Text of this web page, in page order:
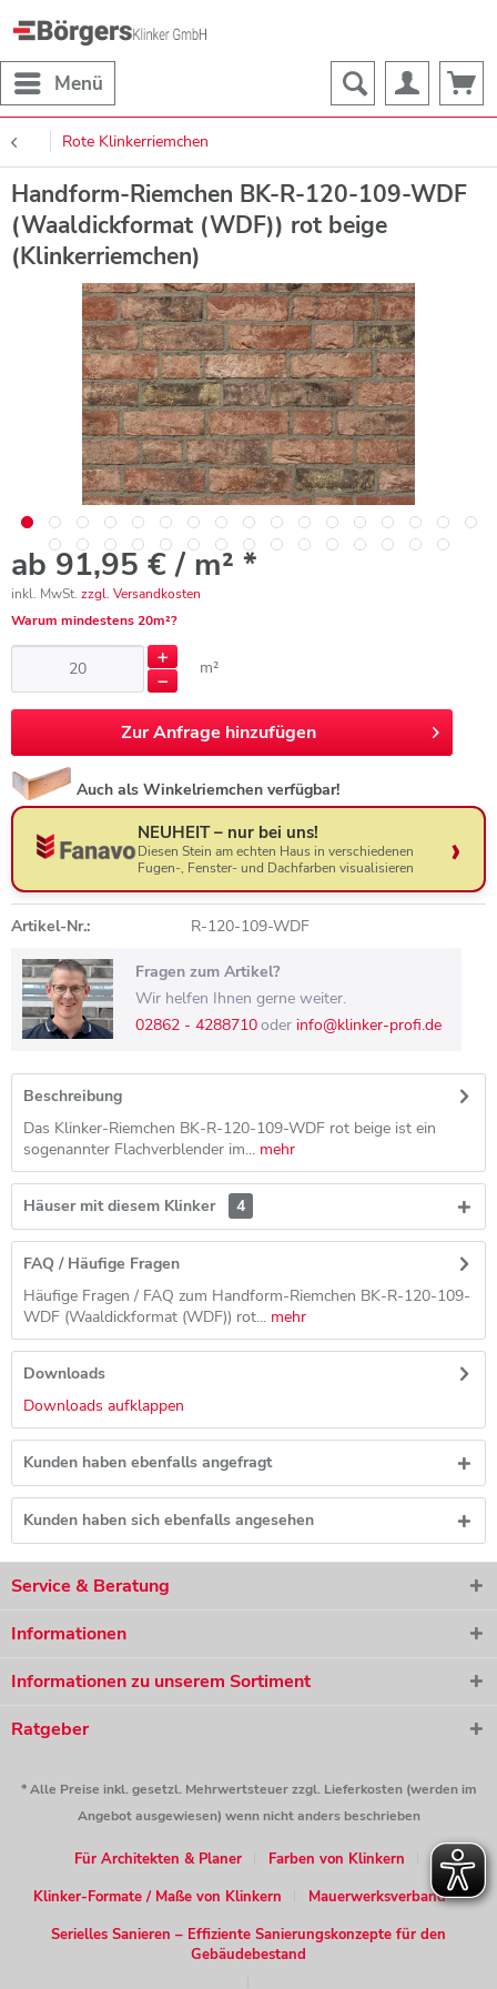
Menü
Rote Klinkerriemchen
Handform-Riemchen BK-R-120-109-WDF
(Waaldickformat (WDF)) rot beige
(Klinkerriemchen)
ab 91,95 € / m² *
inkl. MwSt. zzgl. Versandkosten
Warum mindestens 20m²?
m²
ZurAnfrage hinzufügen
Auch als Winkelriemchen verfügbar!
NEUHEIT – nur bei uns!
Diesen Stein am echten Haus in verschiedenen
Fugen-, Fenster- und Dachfarben visualisieren
Artikel-Nr.: R-120-109-WDF
Fragen zum Artikel?
Wir helfen Ihnen gerne weiter.
02862 - 4288710oder info@klinker-profi.de
Beschreibung
Das Klinker-Riemchen BK-R-120-109-WDF rot beige ist ein
sogenannter Flachverblender im... mehr
Häuser mit diesem Klinker 4
FAQ / Häufige Fragen
Häufige Fragen / FAQ zum Handform-Riemchen BK-R-120-109-
WDF (Waaldickformat (WDF)) rot... mehr
Downloads
Downloads aufklappen
Kunden haben ebenfalls angefragt
Kunden haben sich ebenfalls angesehen
Service & Beratung
Informationen
Informationen zu unserem Sortiment
Ratgeber
* Alle Preise inkl. gesetzl. Mehrwertsteuer zzgl. Lieferkosten (werden im
Angebot ausgewiesen) wenn nicht anders beschrieben
Für Architekten & Planer
Farben von Klinkern
Klinker-Formate / Maße von Klinkern
Mauerwerksverband
Serielles Sanieren – Effiziente Sanierungskonzepte für den
Gebäudebestand